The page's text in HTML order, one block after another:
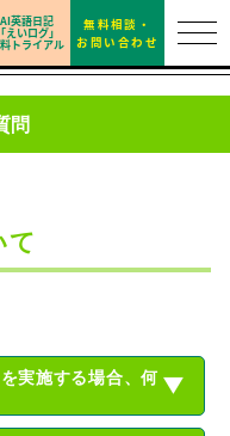
AI英語日記
「えいログ」
トライアル
無料相談・
お問い合わせ
問
て
実施する場合、何 ▼